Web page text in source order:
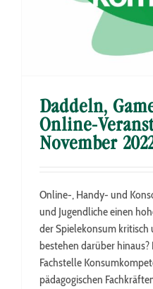
Daddeln,
Online-
November
Online-, Handy- und
und Jugendliche einen
der Spielekonsum
bestehen darüber
Fachstelle
pädagogischen